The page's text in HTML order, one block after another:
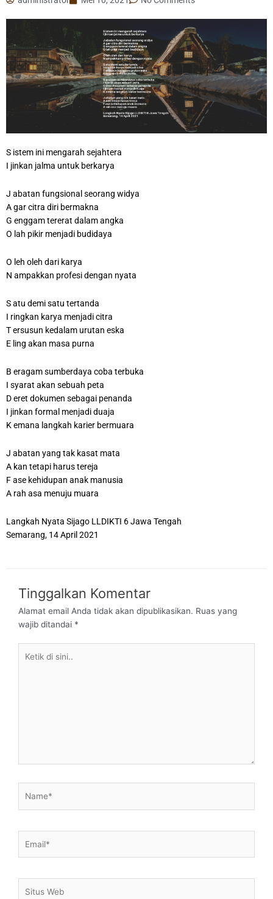
S istem ini mengarah sejahtera
I jinkan jalma untuk berkarya
J abatan fungsional seorang widya
A gar citra diri bermakna
G enggam tererat dalam angka
O lah pikir menjadi budidaya
O leh oleh dari karya
N ampakkan profesi dengan nyata
S atu demi satu tertanda
I ringkan karya menjadi citra
T ersusun kedalam urutan eska
E ling akan masa purna
B eragam sumberdaya coba terbuka
I syarat akan sebuah peta
D eret dokumen sebagai penanda
I jinkan formal menjadi duaja
K emana langkah karier bermuara
J abatan yang tak kasat mata
A kan tetapi harus tereja
F ase kehidupan anak manusia
A rah asa menuju muara
Langkah Nyata Sijago LLDIKTI 6 Jawa Tengah
Semarang, 14 April 2021
Tinggalkan Komentar
Alamat email Anda tidak akan dipublikasikan. Ruas yang
wajib ditandai *